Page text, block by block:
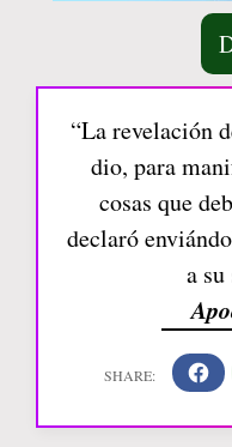
“La revelación
dio, para
cosas que
declaró
a